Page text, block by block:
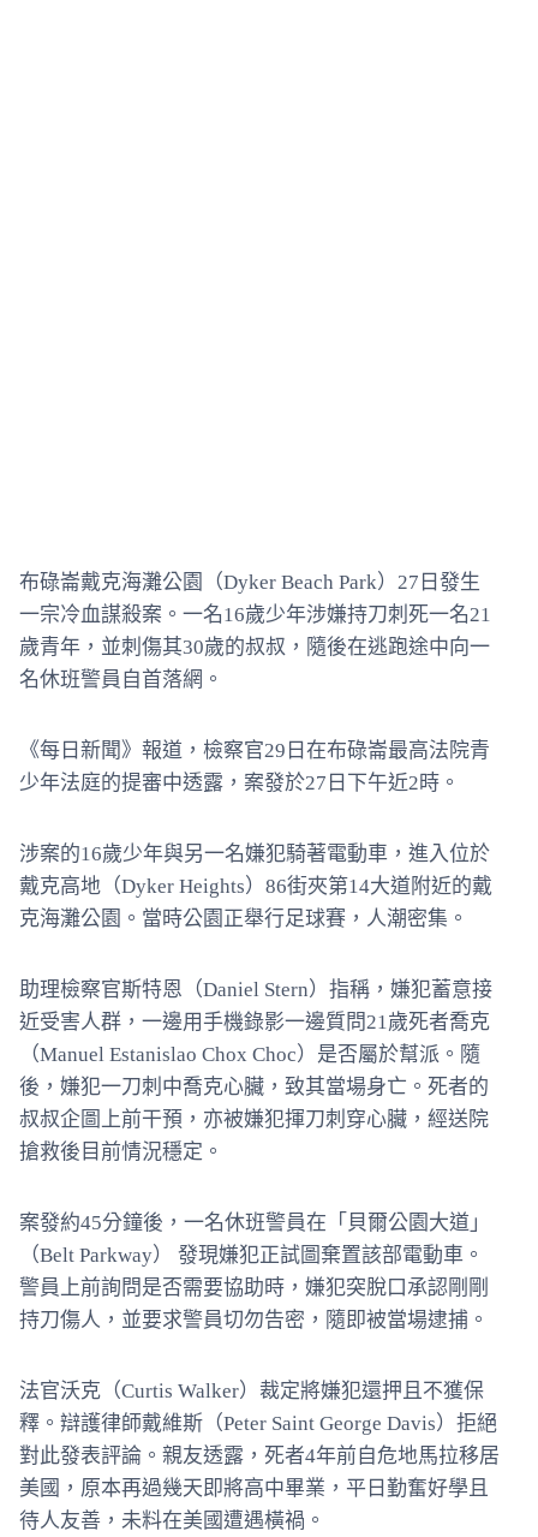
布碌崙戴克海灘公園（Dyker Beach Park）27日發生
一宗冷血謀殺案。一名16歲少年涉嫌持刀刺死一名21
歲青年，並刺傷其30歲的叔叔，隨後在逃跑途中向一
名休班警員自首落網。
《每日新聞》報道，檢察官29日在布碌崙最高法院青
少年法庭的提審中透露，案發於27日下午近2時。
涉案的16歲少年與另一名嫌犯騎著電動車，進入位於
戴克高地（Dyker Heights）86街夾第14大道附近的戴
克海灘公園。當時公園正舉行足球賽，人潮密集。
助理檢察官斯特恩（Daniel Stern）指稱，嫌犯蓄意接
近受害人群，一邊用手機錄影一邊質問21歲死者喬克
（Manuel Estanislao Chox Choc）是否屬於幫派。隨
後，嫌犯一刀刺中喬克心臟，致其當場身亡。死者的
叔叔企圖上前干預，亦被嫌犯揮刀刺穿心臟，經送院
搶救後目前情況穩定。
案發約45分鐘後，一名休班警員在「貝爾公園大道」
（Belt Parkway） 發現嫌犯正試圖棄置該部電動車。
警員上前詢問是否需要協助時，嫌犯突脫口承認剛剛
持刀傷人，並要求警員切勿告密，隨即被當場逮捕。
法官沃克（Curtis Walker）裁定將嫌犯還押且不獲保
釋。辯護律師戴維斯（Peter Saint George Davis）拒絕
對此發表評論。親友透露，死者4年前自危地馬拉移居
美國，原本再過幾天即將高中畢業，平日勤奮好學且
待人友善，未料在美國遭遇橫禍。